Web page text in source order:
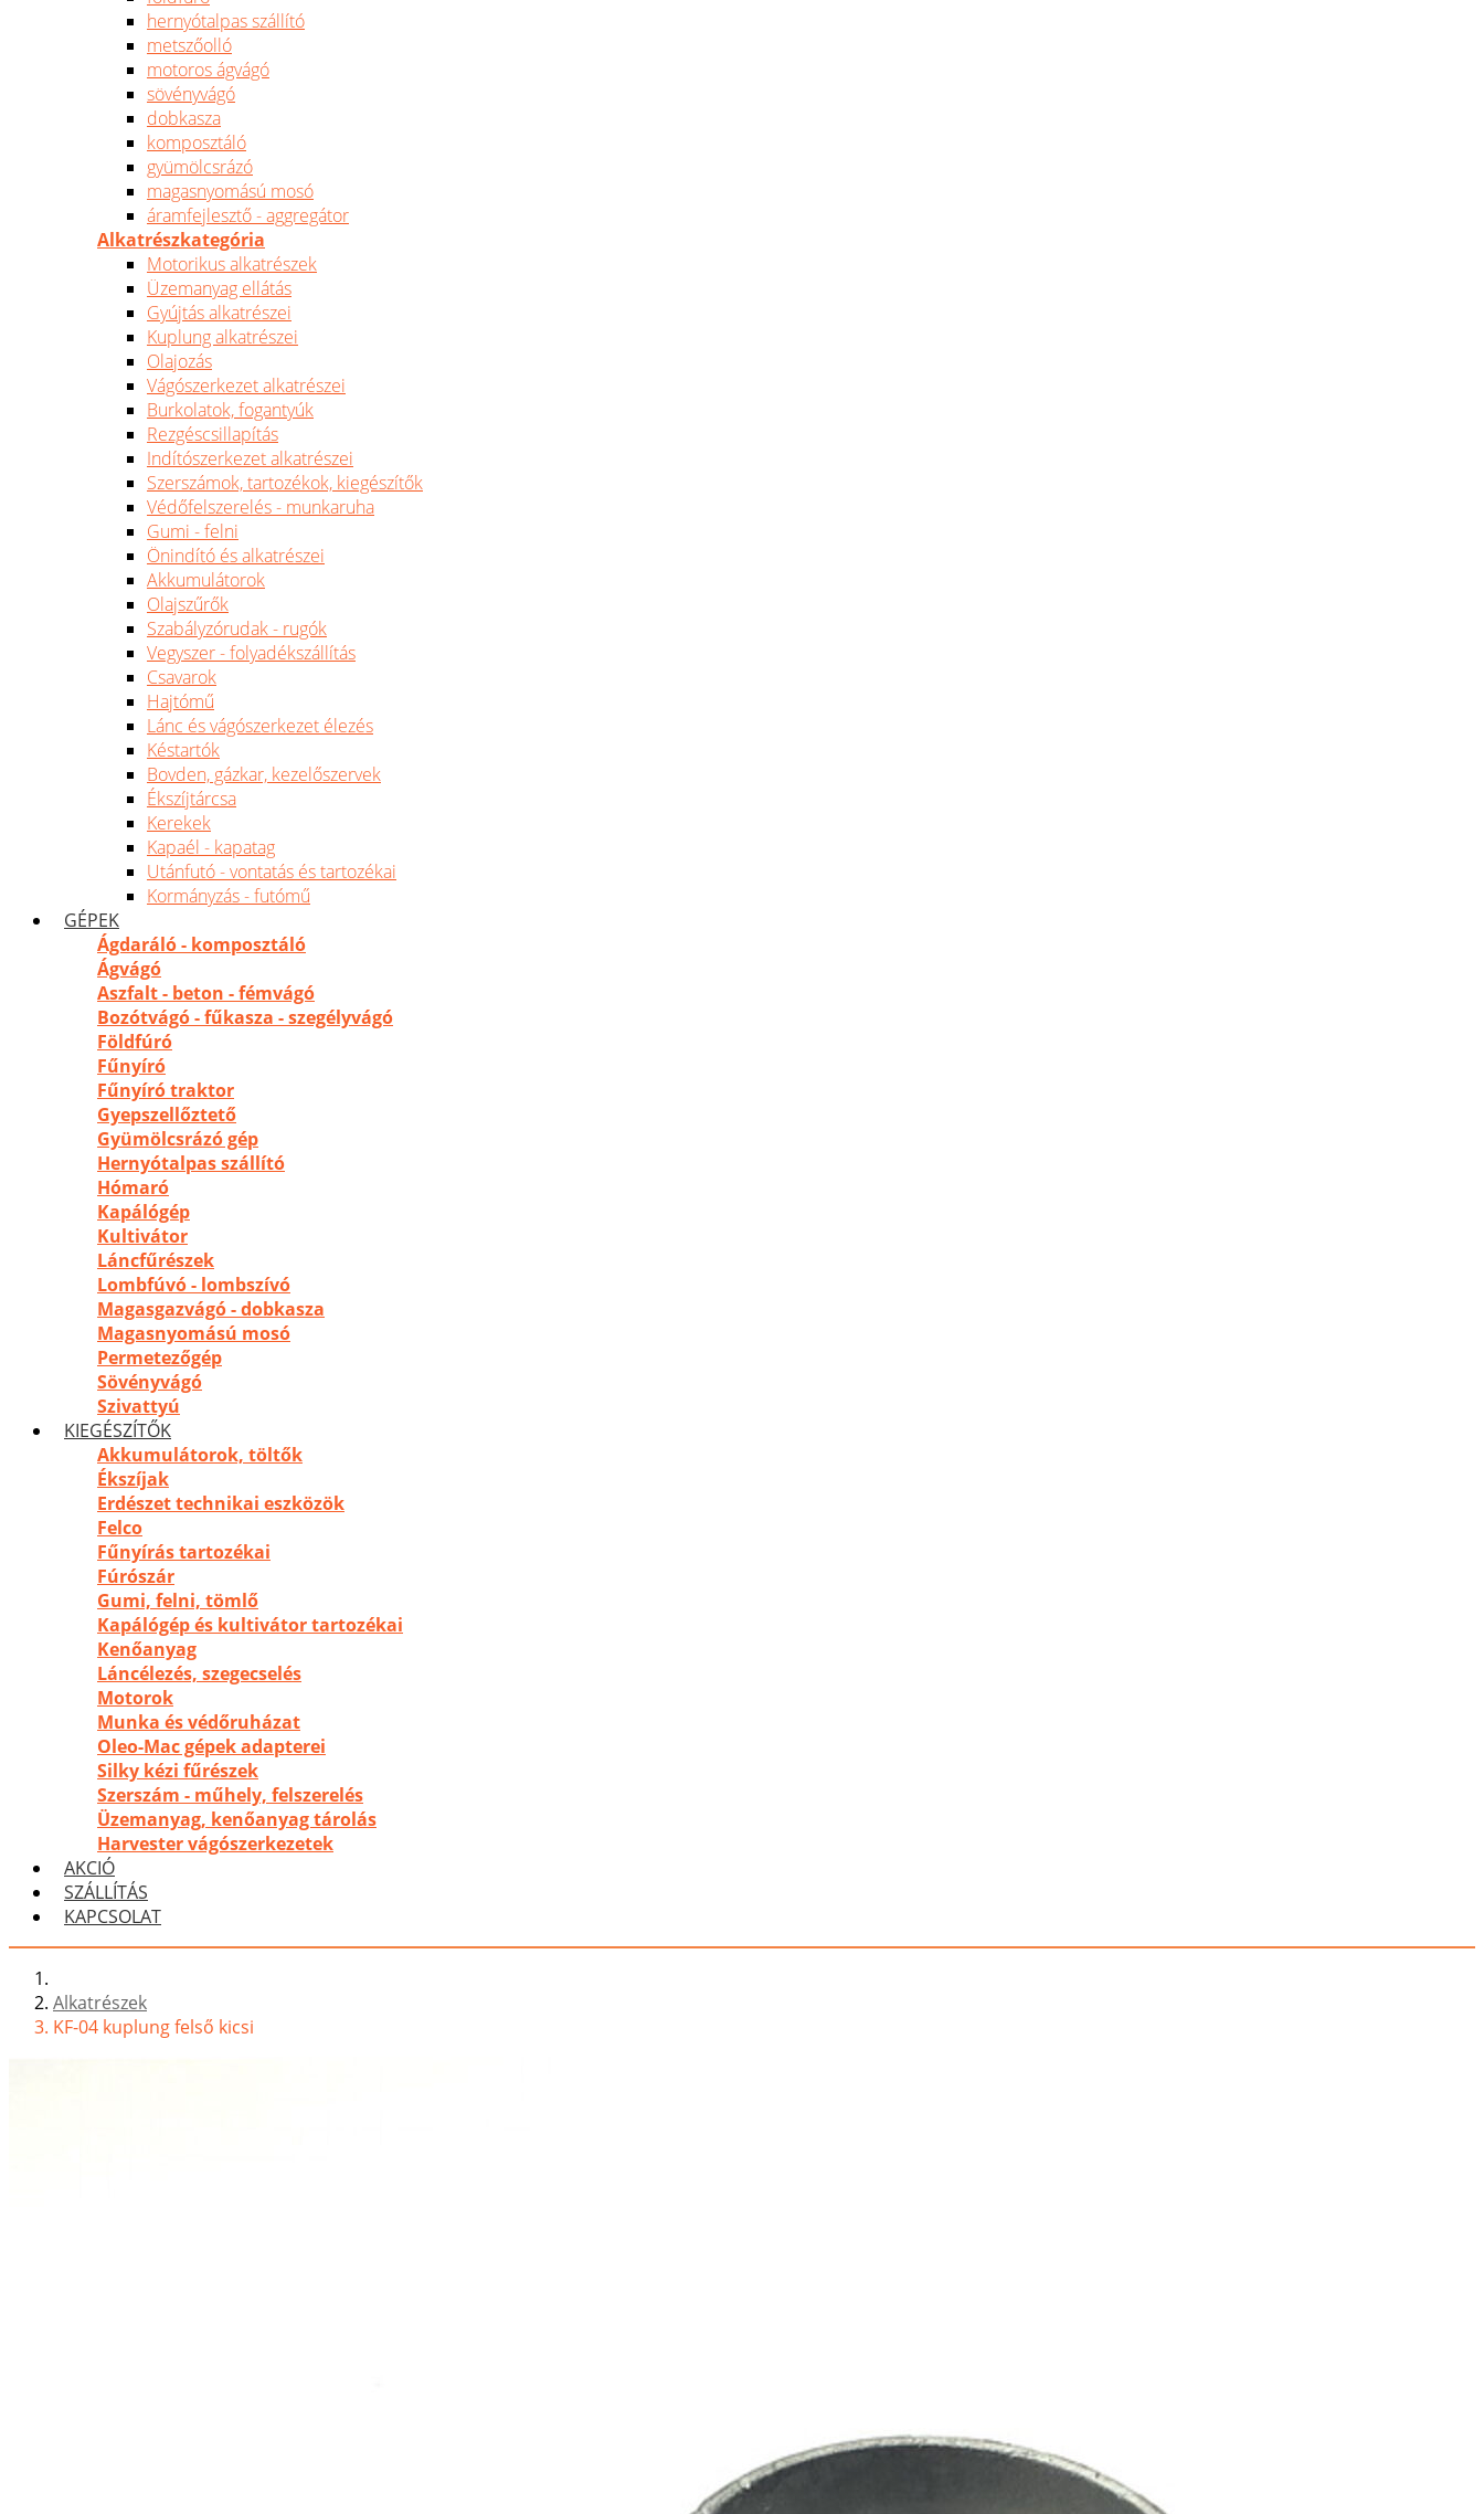
hernyótalpas szállító
metszőolló
motoros ágvágó
sövényvágó
dobkasza
komposztáló
gyümölcsrázó
magasnyomású mosó
áramfejlesztő - aggregátor
Alkatrészkategória
Motorikus alkatrészek
Üzemanyag ellátás
Gyújtás alkatrészei
Kuplung alkatrészei
Olajozás
Vágószerkezet alkatrészei
Burkolatok, fogantyúk
Rezgéscsillapítás
Indítószerkezet alkatrészei
Szerszámok, tartozékok, kiegészítők
Védőfelszerelés - munkaruha
Gumi - felni
Önindító és alkatrészei
Akkumulátorok
Olajszűrők
Szabályzórudak - rugók
Vegyszer - folyadékszállítás
Csavarok
Hajtómű
Lánc és vágószerkezet élezés
Késtartók
Bovden, gázkar, kezelőszervek
Ékszíjtárcsa
Kerekek
Kapaél - kapatag
Utánfutó - vontatás és tartozékai
Kormányzás - futómű
GÉPEK
Ágdaráló - komposztáló
Ágvágó
Aszfalt - beton - fémvágó
Bozótvágó - fűkasza - szegélyvágó
Földfúró
Fűnyíró
Fűnyíró traktor
Gyepszellőztető
Gyümölcsrázó gép
Hernyótalpas szállító
Hómaró
Kapálógép
Kultivátor
Láncfűrészek
Lombfúvó - lombszívó
Magasgazvágó - dobkasza
Magasnyomású mosó
Permetezőgép
Sövényvágó
Szivattyú
KIEGÉSZÍTŐK
Akkumulátorok, töltők
Ékszíjak
Erdészet technikai eszközök
Felco
Fűnyírás tartozékai
Fúrószár
Gumi, felni, tömlő
Kapálógép és kultivátor tartozékai
Kenőanyag
Láncélezés, szegecselés
Motorok
Munka és védőruházat
Oleo-Mac gépek adapterei
Silky kézi fűrészek
Szerszám - műhely, felszerelés
Üzemanyag, kenőanyag tárolás
Harvester vágószerkezetek
AKCIÓ
SZÁLLÍTÁS
KAPCSOLAT
Alkatrészek
KF-04 kuplung felső kicsi